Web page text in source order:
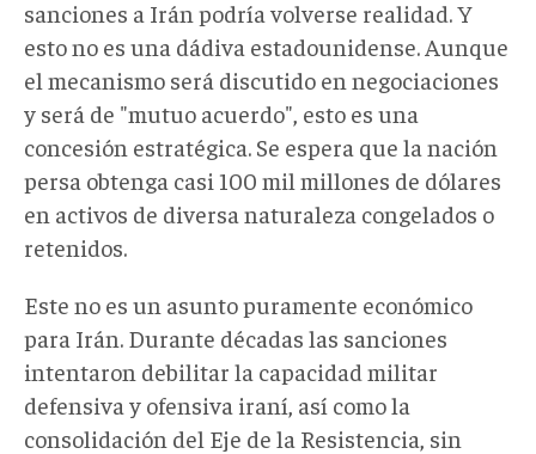
sanciones a Irán podría volverse realidad. Y
esto no es una dádiva estadounidense. Aunque
el mecanismo será discutido en negociaciones
y será de "mutuo acuerdo", esto es una
concesión estratégica. Se espera que la nación
persa obtenga casi 100 mil millones de dólares
en activos de diversa naturaleza congelados o
retenidos.
Este no es un asunto puramente económico
para Irán. Durante décadas las sanciones
intentaron debilitar la capacidad militar
defensiva y ofensiva iraní, así como la
consolidación del Eje de la Resistencia, sin